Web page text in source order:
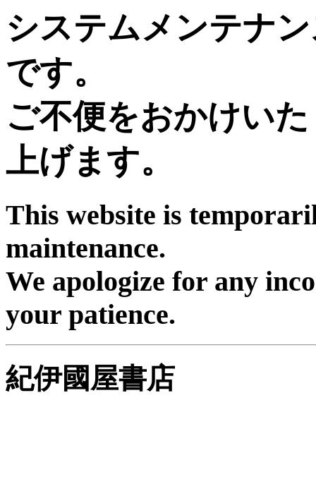
システムメンテナ
です。
ご不便をおかけい
上げます。
This website is
maintenance.
We apologize for any
your patience.
紀伊國屋書店